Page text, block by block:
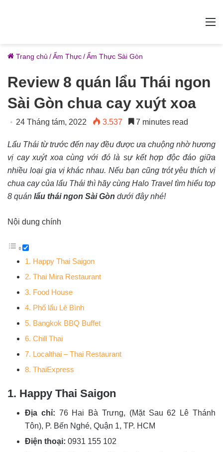
Trang chủ /Ẩm Thực/Ẩm Thực Sài Gòn
Review 8 quán lẩu Thái ngon
Sài Gòn chua cay xuýt xoa
24 Tháng tám, 2022 3.537 7 minutes read
Lẩu Thái từ trước đến nay đều được ưa chuộng nhờ hương
vị cay xuýt xoa cùng với đó là sự kết hợp độc đáo giữa
nhiều loại gia vị khác nhau. Nếu bạn cũng trót yêu thích vị
chua cay của lẩu Thái thì hãy cùng Halo Travel tìm hiểu top
8 quán lẩu thái ngon Sài Gòn dưới đâynhé!
Nội dung chính
1. Happy Thai Saigon
2. Thai Mira Restaurant
3. Food House
4. Phố lẩu Lê Bình
5. Bangkok BBQ Buffet
6. Chill Thai
7. Localthai – Thai Restaurant
8. ThaiExpress
1. Happy Thai Saigon
Địa chỉ: 76 Hai Bà Trưng, (Mặt Sau 62 Lê Thánh
Tôn), P. Bến Nghé, Quận 1, TP. HCM
Điện thoại: 0931 155 102